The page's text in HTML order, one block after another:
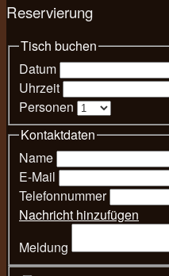
Reservierung
Tisch buchen
Datum
Uhrzeit
Personen
Kontaktdaten
Name
E-Mail
Telefonnummer
Nachricht hinzufügen
Meldung